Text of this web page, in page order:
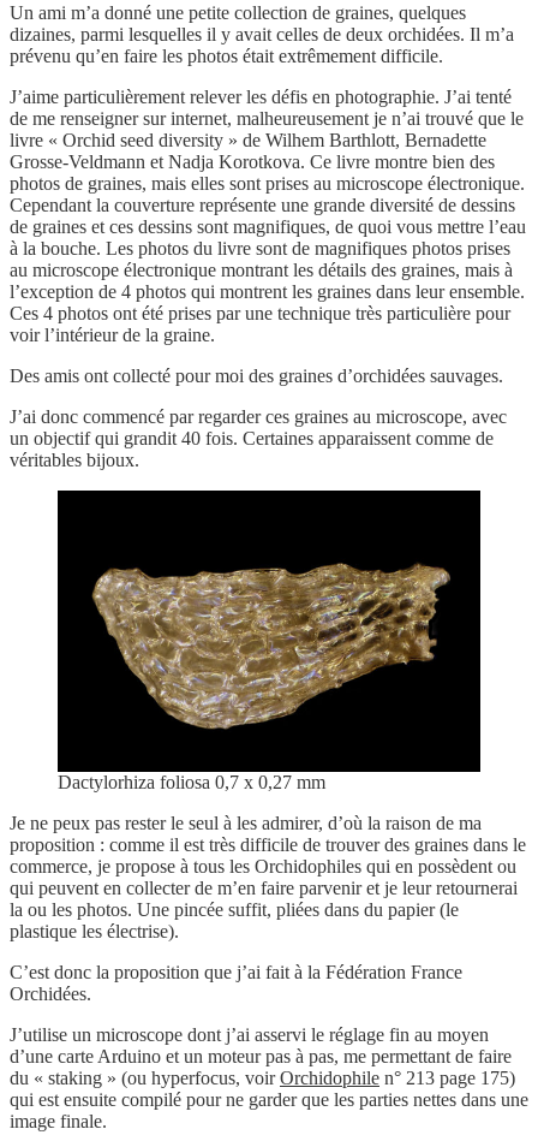
Un ami m’a donné une petite collection de graines, quelques
dizaines, parmi lesquelles il y avait celles de deux orchidées. Il m’a
prévenu qu’en faire les photos était extrêmement difficile.
J’aime particulièrement relever les défis en photographie. J’ai tenté
de me renseigner sur internet, malheureusement je n’ai trouvé que le
livre « Orchid seed diversity » de Wilhem Barthlott, Bernadette
Grosse-Veldmann et Nadja Korotkova. Ce livre montre bien des
photos de graines, mais elles sont prises au microscope électronique.
Cependant la couverture représente une grande diversité de dessins
de graines et ces dessins sont magnifiques, de quoi vous mettre l’eau
à la bouche. Les photos du livre sont de magnifiques photos prises
au microscope électronique montrant les détails des graines, mais à
l’exception de 4 photos qui montrent les graines dans leur ensemble.
Ces 4 photos ont été prises par une technique très particulière pour
voir l’intérieur de la graine.
Des amis ont collecté pour moi des graines d’orchidées sauvages.
J’ai donc commencé par regarder ces graines au microscope, avec
un objectif qui grandit 40 fois. Certaines apparaissent comme de
véritables bijoux.
Dactylorhiza foliosa 0,7 x 0,27 mm
Je ne peux pas rester le seul à les admirer, d’où la raison de ma
proposition : comme il est très difficile de trouver des graines dans le
commerce, je propose à tous les Orchidophiles qui en possèdent ou
qui peuvent en collecter de m’en faire parvenir et je leur retournerai
la ou les photos. Une pincée suffit, pliées dans du papier (le
plastique les électrise).
C’est donc la proposition que j’ai fait à la Fédération France
Orchidées.
J’utilise un microscope dont j’ai asservi le réglage fin au moyen
d’une carte Arduino et un moteur pas à pas, me permettant de faire
du « staking » (ou hyperfocus, voirOrchidophile n° 213 page 175)
qui est ensuite compilé pour ne garder que les parties nettes dans une
image finale.